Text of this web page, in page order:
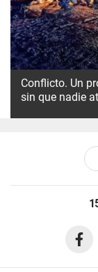
Conflicto. Un
sin que nadie